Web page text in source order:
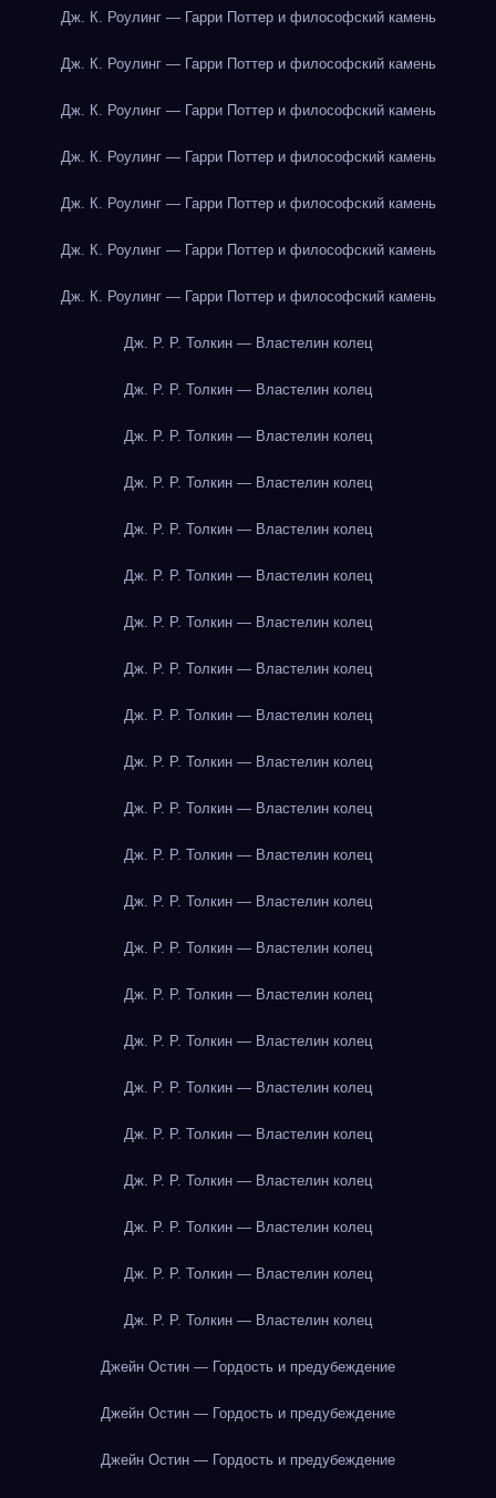
Дж. К. Роулинг — Гарри Поттер и философский камень
Дж. К. Роулинг — Гарри Поттер и философский камень
Дж. К. Роулинг — Гарри Поттер и философский камень
Дж. К. Роулинг — Гарри Поттер и философский камень
Дж. К. Роулинг — Гарри Поттер и философский камень
Дж. К. Роулинг — Гарри Поттер и философский камень
Дж. К. Роулинг — Гарри Поттер и философский камень
Дж. Р. Р. Толкин — Властелин колец
Дж. Р. Р. Толкин — Властелин колец
Дж. Р. Р. Толкин — Властелин колец
Дж. Р. Р. Толкин — Властелин колец
Дж. Р. Р. Толкин — Властелин колец
Дж. Р. Р. Толкин — Властелин колец
Дж. Р. Р. Толкин — Властелин колец
Дж. Р. Р. Толкин — Властелин колец
Дж. Р. Р. Толкин — Властелин колец
Дж. Р. Р. Толкин — Властелин колец
Дж. Р. Р. Толкин — Властелин колец
Дж. Р. Р. Толкин — Властелин колец
Дж. Р. Р. Толкин — Властелин колец
Дж. Р. Р. Толкин — Властелин колец
Дж. Р. Р. Толкин — Властелин колец
Дж. Р. Р. Толкин — Властелин колец
Дж. Р. Р. Толкин — Властелин колец
Дж. Р. Р. Толкин — Властелин колец
Дж. Р. Р. Толкин — Властелин колец
Дж. Р. Р. Толкин — Властелин колец
Дж. Р. Р. Толкин — Властелин колец
Дж. Р. Р. Толкин — Властелин колец
Джейн Остин — Гордость и предубеждение
Джейн Остин — Гордость и предубеждение
Джейн Остин — Гордость и предубеждение